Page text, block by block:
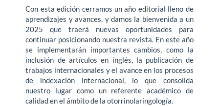
Con esta edición cerramos un año editorial lleno de
aprendizajes y avances, y damos la bienvenida a un
2025 que traerá nuevas oportunidades para
continuar posicionando nuestra revista. En este año
se implementarán importantes cambios, como la
inclusión de artículos en inglés, la publicación de
trabajos internacionales y el avance en los procesos
de indexación internacional, lo que consolida
nuestro lugar como un referente académico de
calidad en el ámbito de la otorrinolaringología.